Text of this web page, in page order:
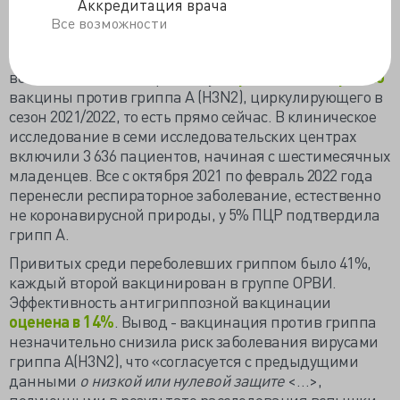
Аккредитация врача
Все возможности
Блюдущая экономические траты здравоохранения
беспрецедентно низкую заболеваемость гриппом, а
возможно, и благодаря этому,
определилась с ролью
вакцины против гриппа А (H3N2), циркулирующего в
сезон 2021/2022, то есть прямо сейчас. В клиническое
исследование в семи исследовательских центрах
включили 3 636 пациентов, начиная с шестимесячных
младенцев. Все с октября 2021 по февраль 2022 года
перенесли респираторное заболевание, естественно
не коронавирусной природы, у 5% ПЦР подтвердила
грипп А.
Привитых среди переболевших гриппом было 41%,
каждый второй вакцинирован в группе ОРВИ.
Эффективность антигриппозной вакцинации
оценена в 14% . Вывод - вакцинация против гриппа
незначительно снизила риск заболевания вирусами
гриппа A(H3N2), что «согласуется с предыдущими
данными о низкой или нулевой защите<…>,